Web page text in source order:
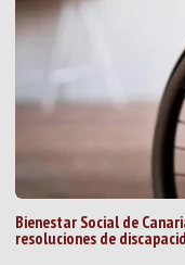
Bienestar Social de
resoluciones de